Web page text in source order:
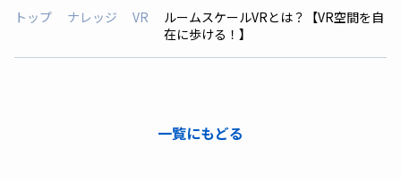
トップ ナレッジ VR
ルームスケールVRとは？【VR空間を自
在に歩ける！】
一覧にもどる